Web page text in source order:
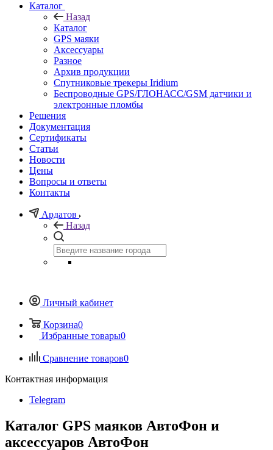
Каталог
Назад
Каталог
GPS маяки
Аксессуары
Разное
Архив продукции
Спутниковые трекеры Iridium
Беспроводные GPS/ГЛОНАСС/GSM датчики и
электронные пломбы
Решения
Документация
Сертификаты
Статьи
Новости
Цены
Вопросы и ответы
Контакты
Ардатов
Назад
Личный кабинет
Корзина0
Избранные товары0
Сравнение товаров0
Контактная информация
Telegram
Каталог GPS маяков АвтоФон и
аксессуаров АвтоФон